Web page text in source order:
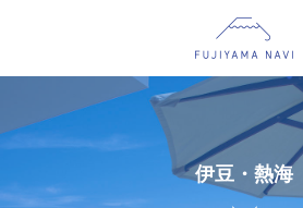
伊豆・熱海